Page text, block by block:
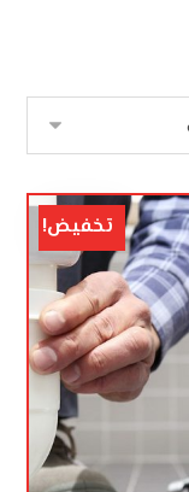
تخفيض!